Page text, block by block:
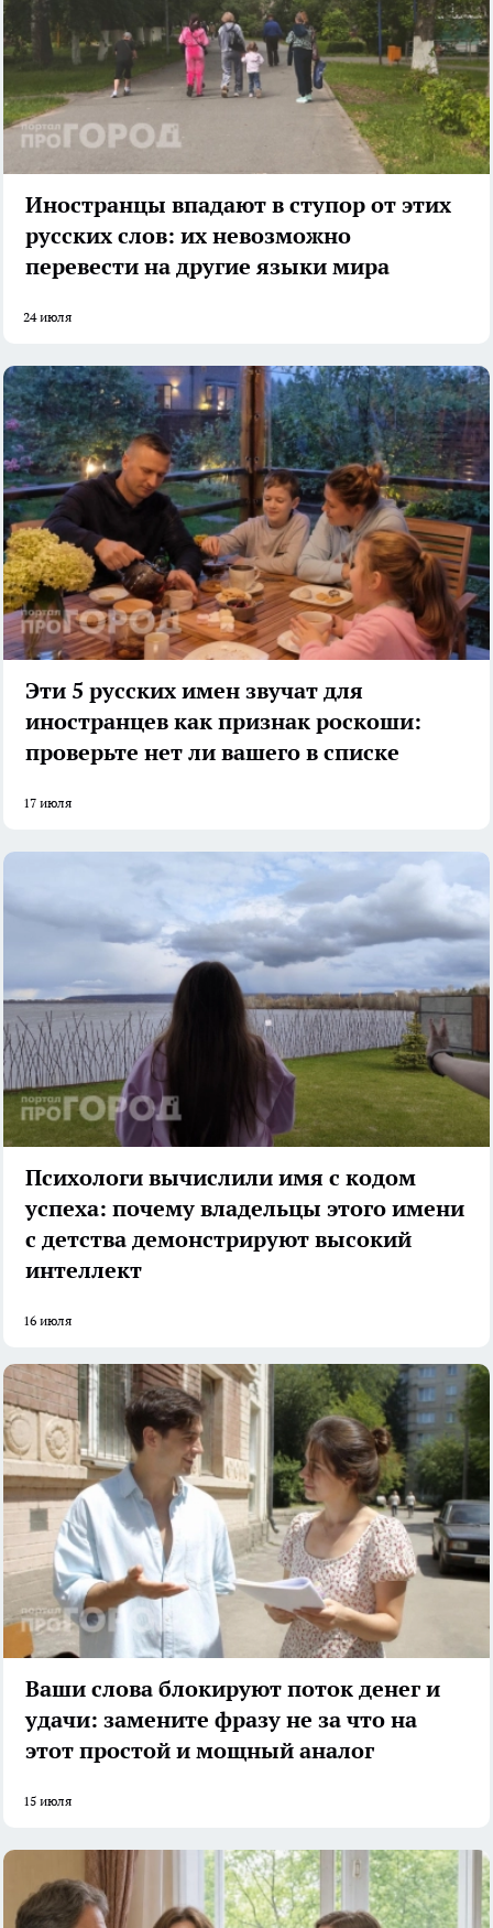
Иностранцы впадают в ступор от этих
русских слов: их невозможно
перевести на другие языки мира
24 июля
Эти 5 русских имен звучат для
иностранцев как признак роскоши:
проверьте нет ли вашего в списке
17 июля
Психологи вычислили имя с кодом
успеха: почему владельцы этого имени
с детства демонстрируют высокий
интеллект
16 июля
Ваши слова блокируют поток денег и
удачи: замените фразу не за что на
этот простой и мощный аналог
15 июля